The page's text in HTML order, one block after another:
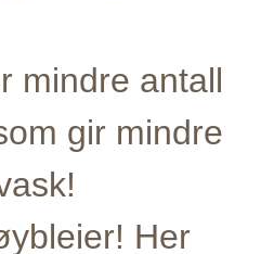
mindre antall
gir mindre
Her